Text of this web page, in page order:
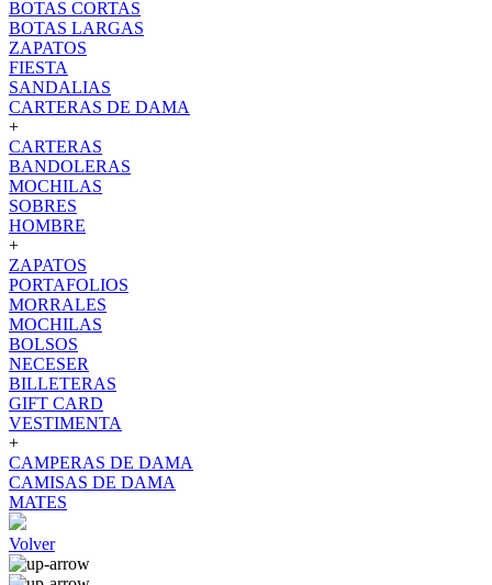
BOTAS CORTAS
BOTAS LARGAS
ZAPATOS
FIESTA
SANDALIAS
CARTERAS DE DAMA
+
CARTERAS
BANDOLERAS
MOCHILAS
SOBRES
HOMBRE
+
ZAPATOS
PORTAFOLIOS
MORRALES
MOCHILAS
BOLSOS
NECESER
BILLETERAS
GIFT CARD
VESTIMENTA
+
CAMPERAS DE DAMA
CAMISAS DE DAMA
MATES
Volver